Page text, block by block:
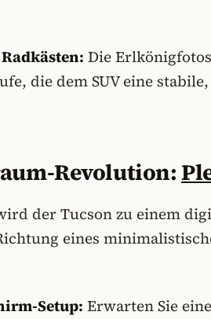
Die
die dem SUV eine
Revolution:
der Tucson zu einem
eines
Setup: Erwarten Sie